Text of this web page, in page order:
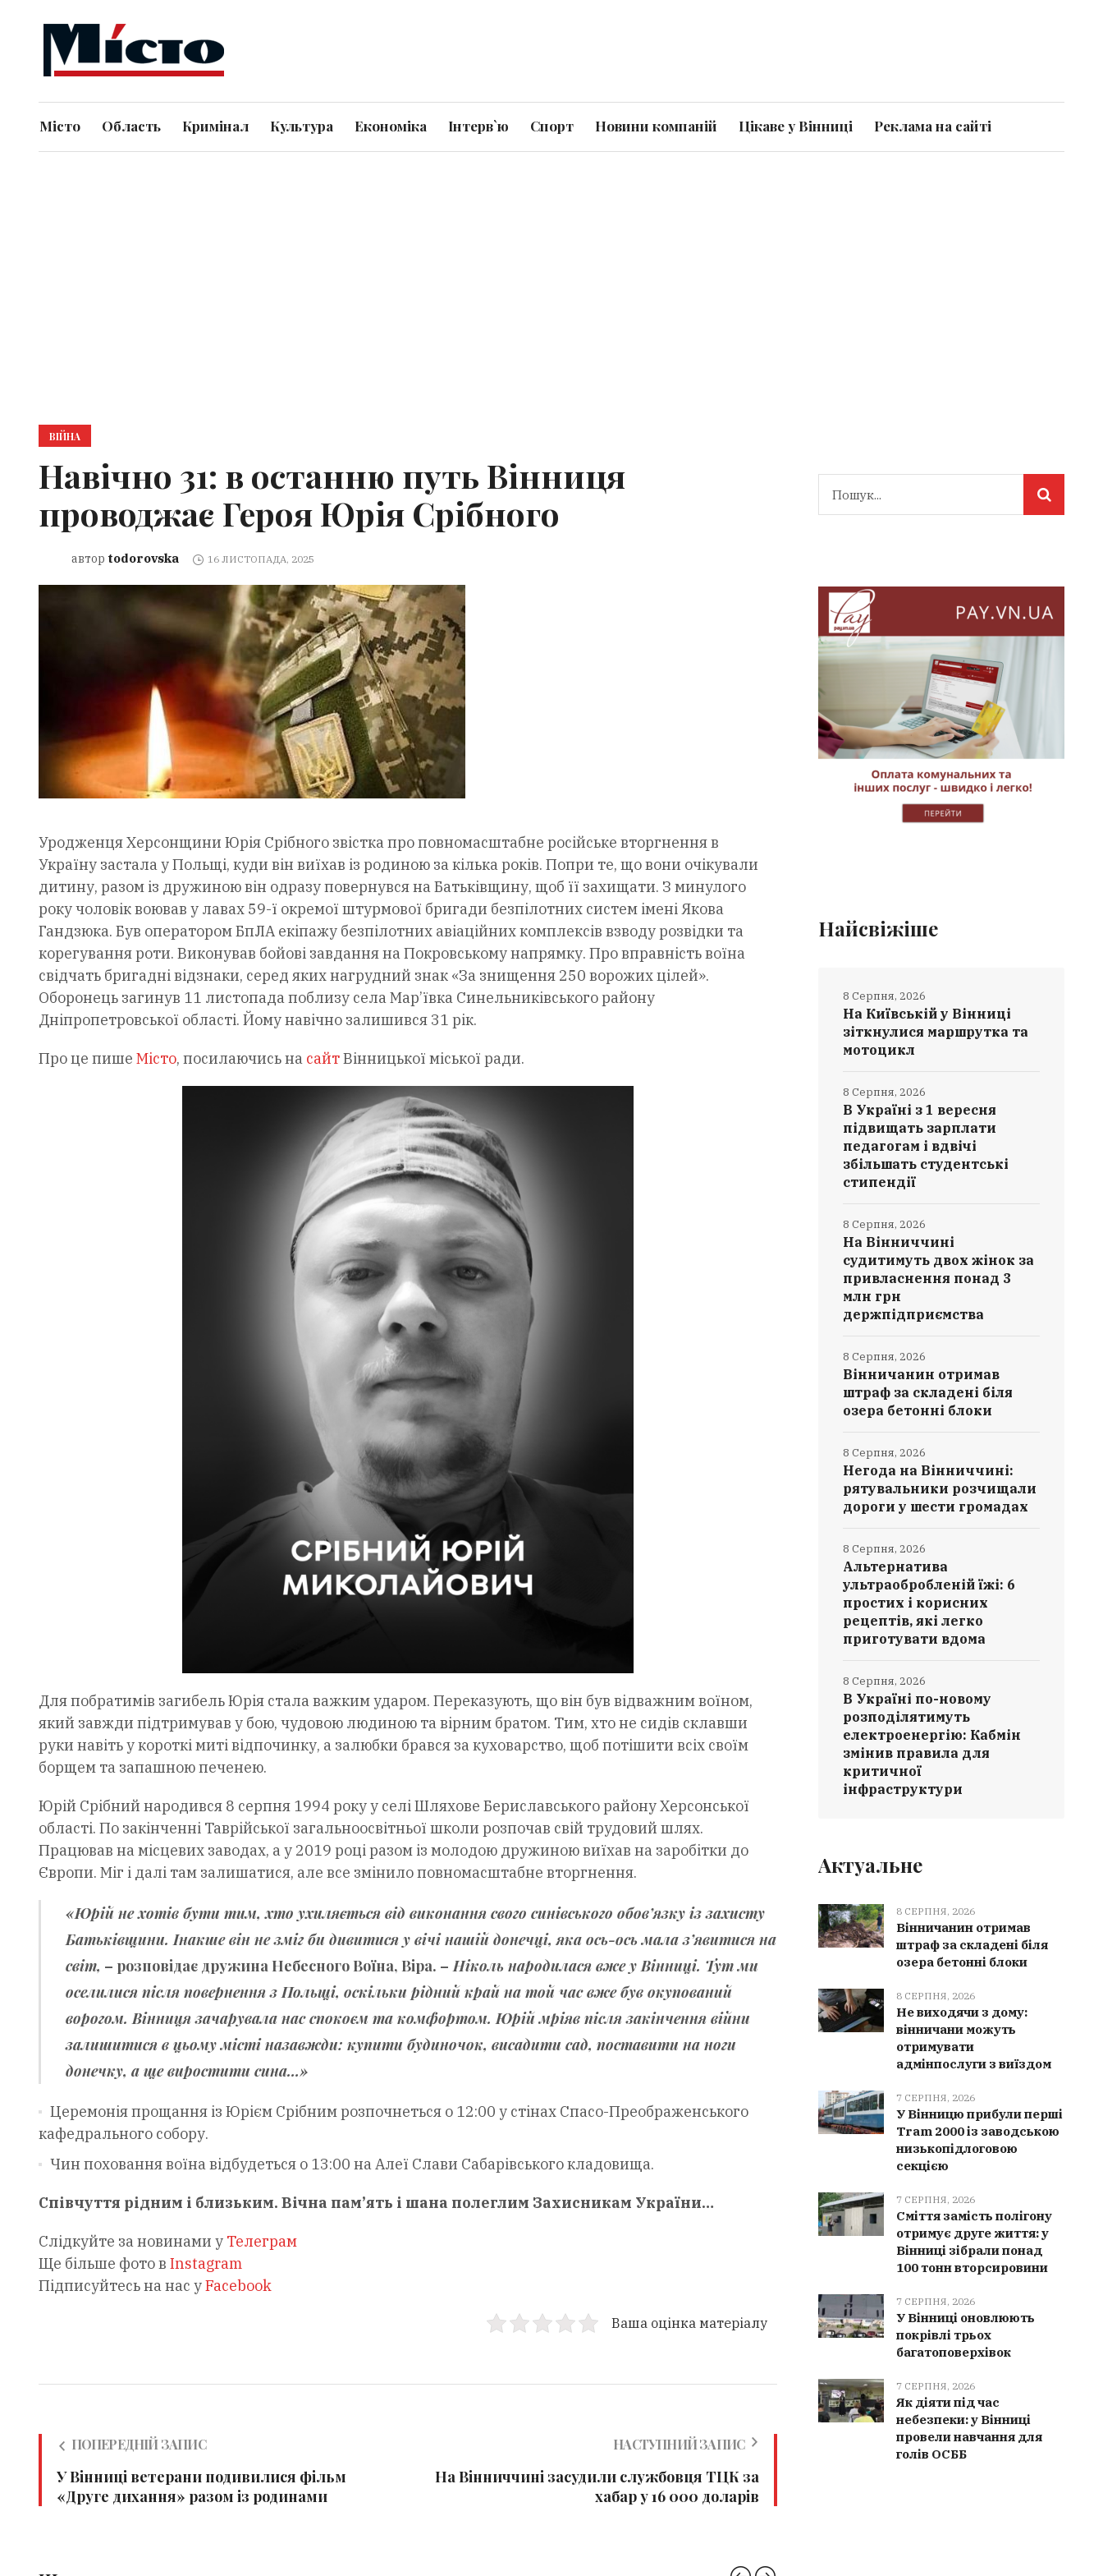
Місто Область Кримінал Культура Економіка Інтерв`ю Спорт Новини компаній Цікаве у Вінниці Реклама на сайті
ВІЙНА
Навічно 31: в останню путь Вінниця
проводжає Героя Юрія Срібного
автор todorovska 16 ЛИСТОПАДА, 2025
Уродженця Херсонщини Юрія Срібного звістка про повномасштабне російське вторгнення в
Україну застала у Польщі, куди він виїхав із родиною за кілька років. Попри те, що вони очікували
дитину, разом із дружиною він одразу повернувся на Батьківщину, щоб її захищати. З минулого
року чоловік воював у лавах 59-ї окремої штурмової бригади безпілотних систем імені Якова
Гандзюка. Був оператором БпЛА екіпажу безпілотних авіаційних комплексів взводу розвідки та
корегування роти. Виконував бойові завдання на Покровському напрямку. Про вправність воїна
свідчать бригадні відзнаки, серед яких нагрудний знак «За знищення 250 ворожих цілей».
Оборонець загинув 11 листопада поблизу села Мар’ївка Синельниківського району
Дніпропетровської області. Йому навічно залишився 31 рік.
Про це пише Місто, посилаючись на сайтВінницької міської ради.
Для побратимів загибель Юрія стала важким ударом. Переказують, що він був відважним воїном,
який завжди підтримував у бою, чудовою людиною та вірним братом. Тим, хто не сидів склавши
руки навіть у короткі миті відпочинку, а залюбки брався за куховарство, щоб потішити всіх своїм
борщем та запашною печенею.
Юрій Срібний народився 8 серпня 1994 року у селі Шляхове Бериславського району Херсонської
області. По закінченні Таврійської загальноосвітньої школи розпочав свій трудовий шлях.
Працював на місцевих заводах, а у 2019 році разом із молодою дружиною виїхав на заробітки до
Європи. Міг і далі там залишатися, але все змінило повномасштабне вторгнення.
«Юрій не хотів бути тим, хто ухиляється від виконання свого синівського обов’язку із захисту
Батьківщини. Інакше він не зміг би дивитися у вічі нашій донечці, яка ось-ось мала з’явитися на
світ, – розповідає дружина Небесного Воїна, Віра. – Ніколь народилася вже у Вінниці. Тут ми
оселилися після повернення з Польщі, оскільки рідний край на той час вже був окупований
ворогом. Вінниця зачарувала нас спокоєм та комфортом. Юрій мріяв після закінчення війни
залишитися в цьому місті назавжди: купити будиночок, висадити сад, поставити на ноги
донечку, а ще виростити сина…»
Церемонія прощання із Юрієм Срібним розпочнеться о 12:00 у стінах Спасо-Преображенського
кафедрального собору.
Чин поховання воїна відбудеться о 13:00 на Алеї Слави Сабарівського кладовища.
Співчуття рідним і близьким. Вічна пам’ять і шана полеглим Захисникам України…
Слідкуйте за новинами у Телеграм
Ще більше фото в Instagram
Підписуйтесь на нас уFacebook
Ваша оцінка матеріалу
ПОПЕРЕДНІЙ ЗАПИС
У Вінниці ветерани подивилися фільм
«Друге дихання» разом із родинами
НАСТУПНИЙ ЗАПИС
На Вінниччині засудили службовця ТЦК за
хабар у 16 000 доларів
Найсвіжіше
На Київській у Вінниці
зіткнулися маршрутка та
мотоцикл
8 Серпня, 2026
В Україні з 1 вересня
підвищать зарплати
педагогам і вдвічі
збільшать студентські
стипендії
8 Серпня, 2026
На Вінниччині
судитимуть двох жінок за
привласнення понад 3
млн грн
держпідприємства
8 Серпня, 2026
Вінничанин отримав
штраф за складені біля
озера бетонні блоки
8 Серпня, 2026
Негода на Вінниччині:
рятувальники розчищали
дороги у шести громадах
8 Серпня, 2026
Альтернатива
ультраобробленій їжі: 6
простих і корисних
рецептів, які легко
приготувати вдома
8 Серпня, 2026
В Україні по-новому
розподілятимуть
електроенергію: Кабмін
змінив правила для
критичної
інфраструктури
8 Серпня, 2026
Актуальне
8 СЕРПНЯ, 2026
Вінничанин отримав
штраф за складені біля
озера бетонні блоки
8 СЕРПНЯ, 2026
Не виходячи з дому:
вінничани можуть
отримувати
адмінпослуги з виїздом
7 СЕРПНЯ, 2026
У Вінницю прибули перші
Tram 2000 із заводською
низькопідлоговою
секцією
7 СЕРПНЯ, 2026
Сміття замість полігону
отримує друге життя: у
Вінниці зібрали понад
100 тонн вторсировини
7 СЕРПНЯ, 2026
У Вінниці оновлюють
покрівлі трьох
багатоповерхівок
7 СЕРПНЯ, 2026
Як діяти під час
небезпеки: у Вінниці
провели навчання для
голів ОСББ